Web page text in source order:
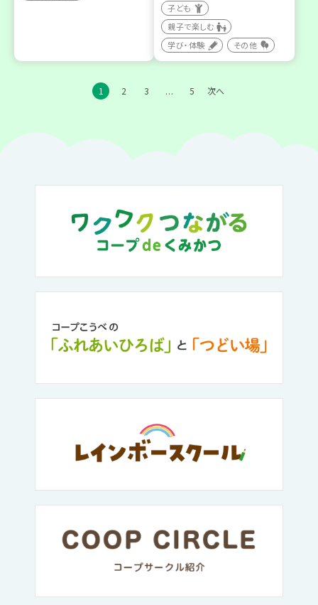
子ども
親子で楽しむ
学び・体験
その他
1 2 3 … 5 次へ